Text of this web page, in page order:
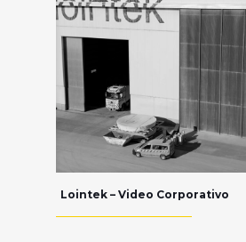
Lointek – Video Corporativo